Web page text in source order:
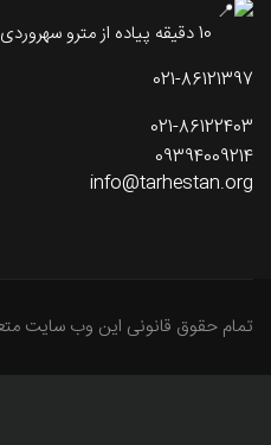
021-86121397
021-86122403
09394009214
info@tarhestan.org
تمام حقوق قانونی این وب سایت